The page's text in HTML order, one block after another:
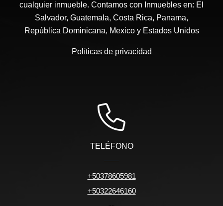
cualquier inmueble. Contamos con Inmuebles en: El
Salvador, Guatemala, Costa Rica, Panama,
República Dominicana, Mexico y Estados Unidos
Políticas de privacidad
TELÉFONO
+50378605981
+50322646160